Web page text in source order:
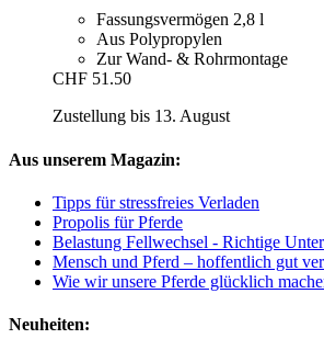
Fassungsvermögen 2,8 l
Aus Polypropylen
Zur Wand- & Rohrmontage
CHF 51.50
Zustellung bis 13. August
Aus unserem Magazin:
Tipps für stressfreies Verladen
Propolis für Pferde
Belastung Fellwechsel - Richtige
Mensch und Pferd – hoffentlich gut
Wie wir unsere Pferde glücklich
Neuheiten: